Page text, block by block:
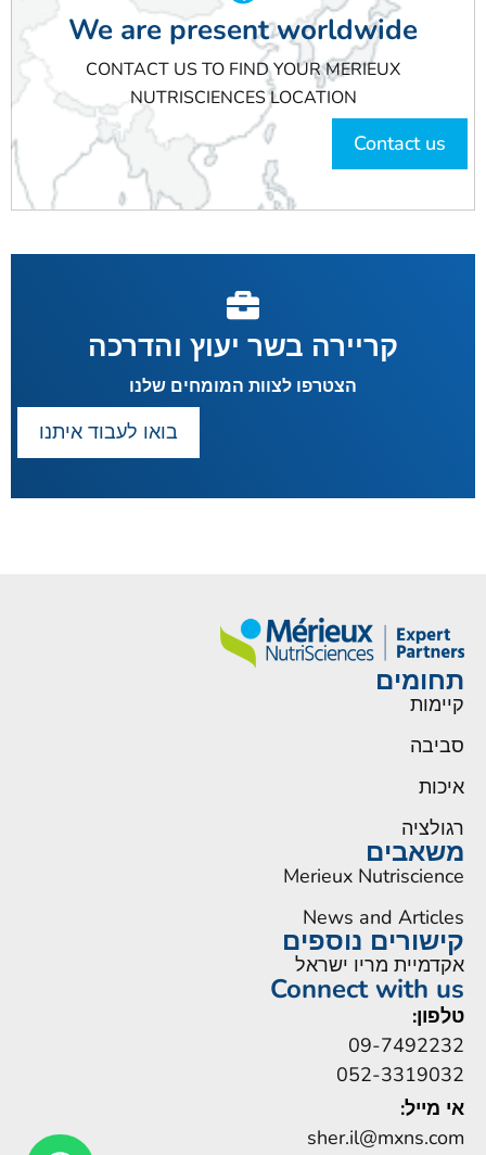
Contact us
We are present worldwide
CONTACT US TO FIND YOUR MERIEUX
NUTRISCIENCES LOCATION
קריירה בשר יעוץ והדרכה
הצטרפו לצוות המומחים שלנו
בואו לעבוד איתנו
תחומים
קיימות
סביבה
איכות
רגולציה
משאבים
Merieux Nutriscience
News and Articles
קישורים נוספים
אקדמיית מריו ישראל
Connect with us
טלפון:
09-7492232
052-3319032
אי מייל:
sher.il@mxns.com